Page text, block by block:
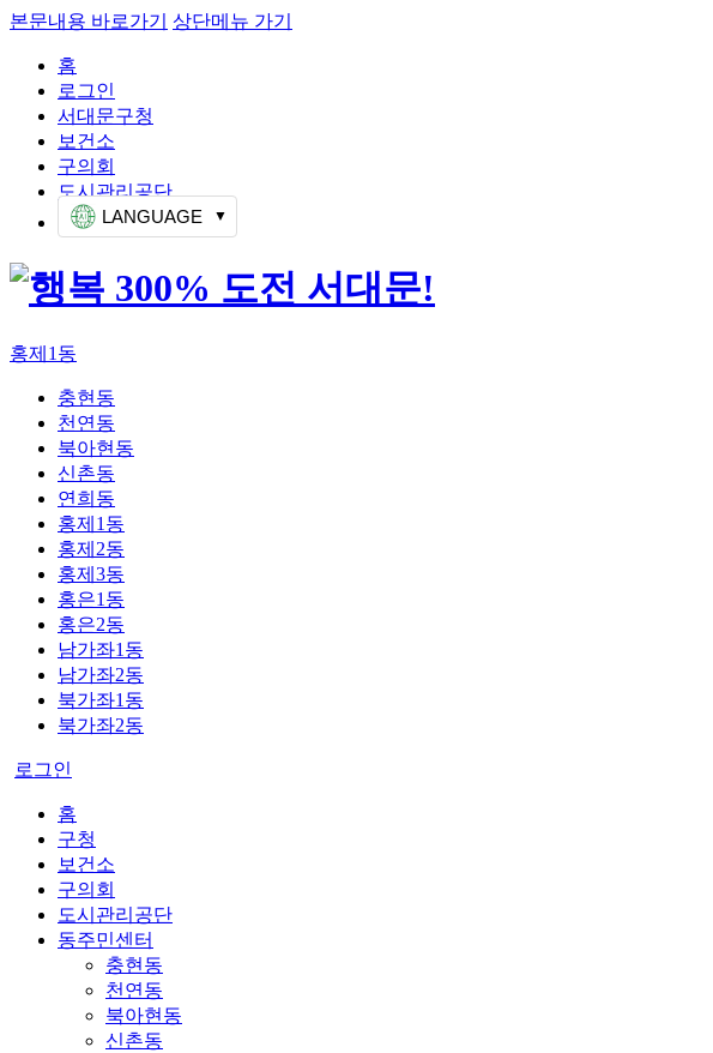
본문내용 바로가기 상단메뉴 가기
홈
로그인
서대문구청
보건소
구의회
도시관리공단
LANGUAGE
홍제1동
충현동
천연동
북아현동
신촌동
연희동
홍제1동
홍제2동
홍제3동
홍은1동
홍은2동
남가좌1동
남가좌2동
북가좌1동
북가좌2동
로그인
홈
구청
보건소
구의회
도시관리공단
동주민센터
충현동
천연동
북아현동
신촌동